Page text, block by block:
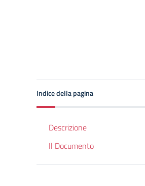
Indice della pagina
Descrizione
Il Documento